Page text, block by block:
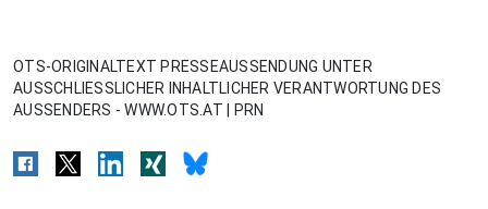
OTS-ORIGINALTEXT PRESSEAUSSENDUNG UNTER
AUSSCHLIESSLICHER INHALTLICHER VERANTWORTUNG DES
AUSSENDERS - WWW.OTS.AT | PRN